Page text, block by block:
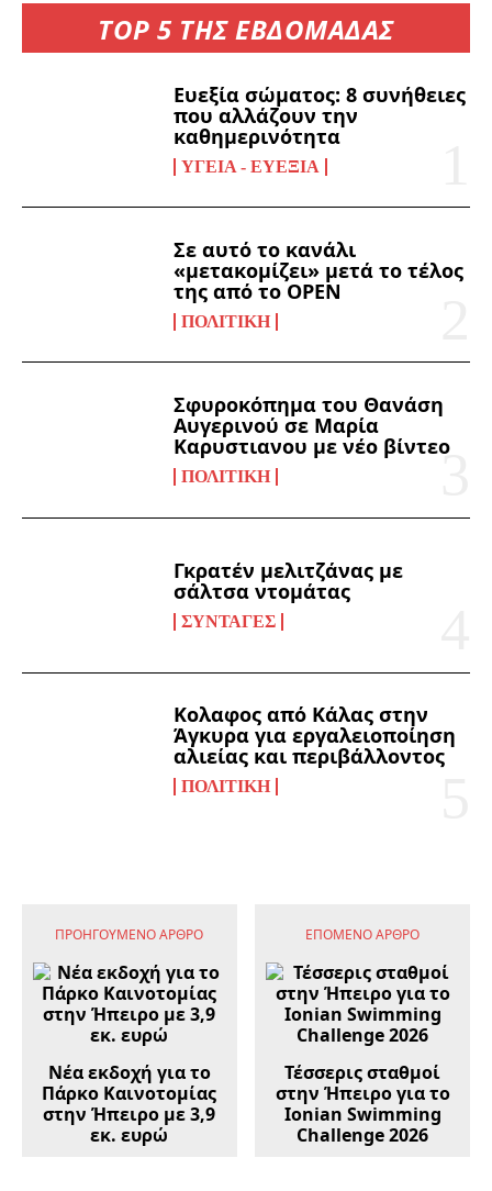
TOP 5 ΤΗΣ ΕΒΔΟΜΑΔΑΣ
Ευεξία σώματος: 8 συνήθειες
που αλλάζουν την
καθημερινότητα
ΥΓΕΊΑ - ΕΥΕΞΊΑ
Σε αυτό το κανάλι
«μετακομίζει» μετά το τέλος
της από το OPEN
ΠΟΛΙΤΙΚΉ
Σφυροκόπημα του Θανάση
Αυγερινού σε Μαρία
Καρυστιανου με νέο βίντεο
ΠΟΛΙΤΙΚΉ
Γκρατέν μελιτζάνας με
σάλτσα ντομάτας
ΣΥΝΤΑΓΈΣ
Κολαφος από Κάλας στην
Άγκυρα για εργαλειοποίηση
αλιείας και περιβάλλοντος
ΠΟΛΙΤΙΚΉ
ΠΡΟΗΓΟΎΜΕΝΟ ΆΡΘΡΟ
Νέα εκδοχή για το
Πάρκο Καινοτομίας
στην Ήπειρο με 3,9
εκ. ευρώ
ΕΠΌΜΕΝΟ ΆΡΘΡΟ
Τέσσερις σταθμοί
στην Ήπειρο για το
Ionian Swimming
Challenge 2026